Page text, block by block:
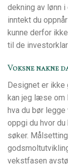
dekning av lønn
inntekt du
kunne derfor
til de
Voksne nakne
Designet er ikke
kan jeg læse om
hva du bør
oppgi du hvor
søker.
vekstfasen